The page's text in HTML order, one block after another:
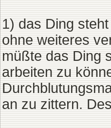
1) das Ding
ohne weiteres
müßte das Ding
arbeiten zu
an zu zittern.